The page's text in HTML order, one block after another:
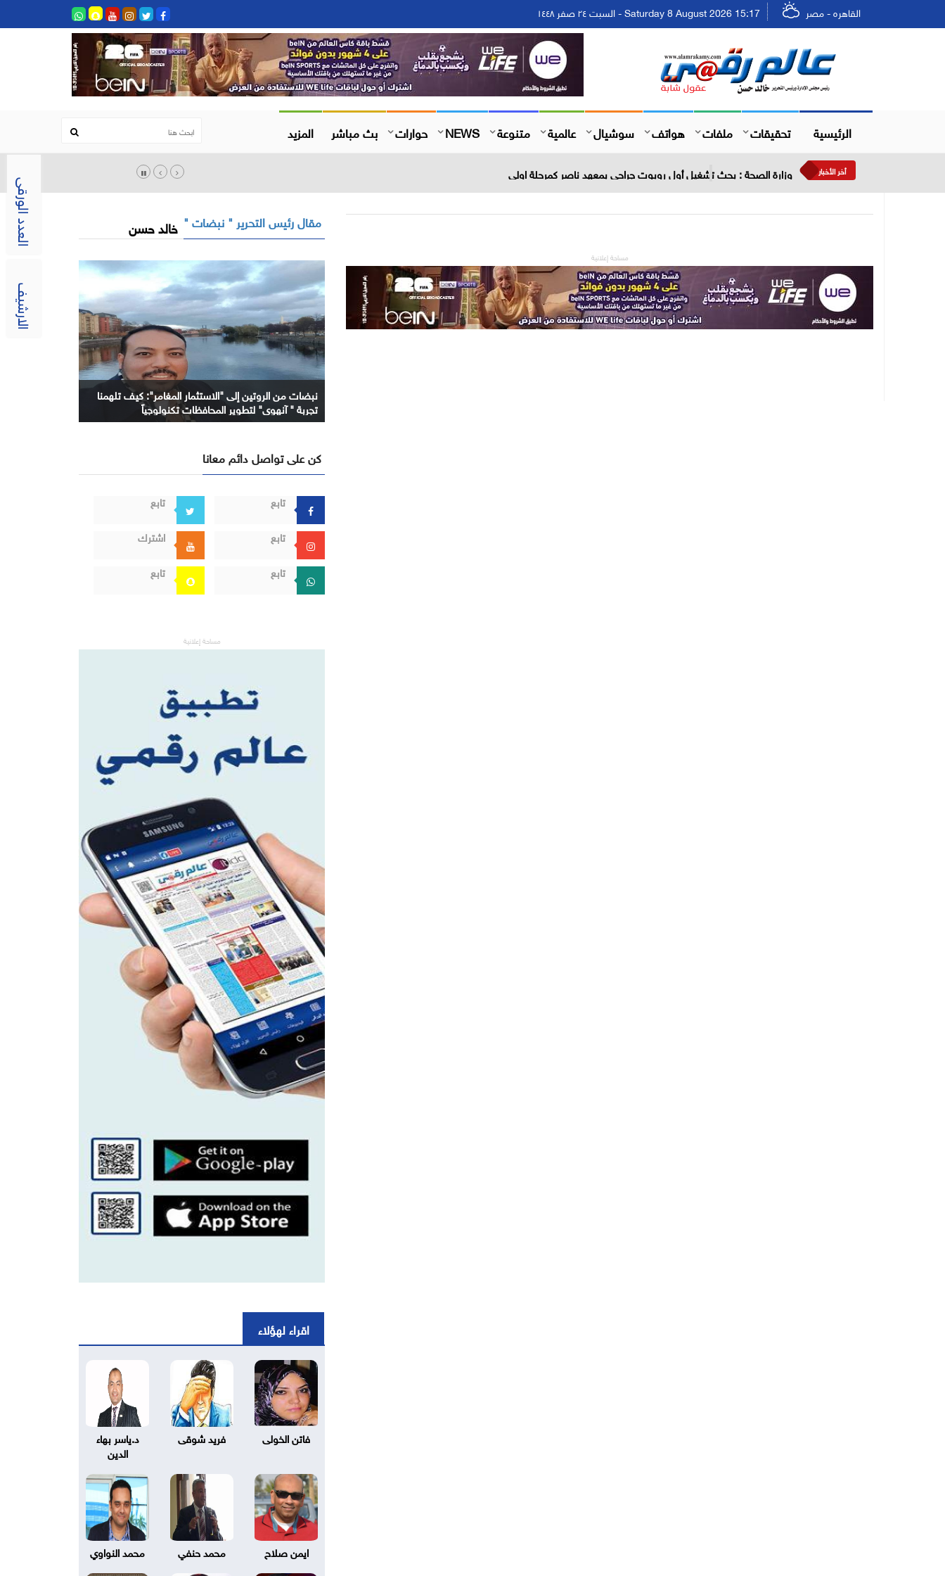
العدد الورقى
الارشيف
القاهره - مصر Saturday 8 August 2026 15:17 - السبت ٢٤ صفر ١٤٤٨
الرئيسية تحقيقات ملفات هواتف سوشيال عالمية متنوعة NEWS حوارات بث مباشر المزيد
أخر الأخبار وزارة الصحة : بحث تشغيل أول روبوت جراحي بمعهد ناصر كمرحلة اولي
مساحة إعلانية
مقال رئيس التحرير " نبضات " خالد حسن
نبضات من الروتين إلى "الاستثمار المغامر": كيف تلهمنا
تجربة " آنهوي" لتطوير المحافظات تكنولوجياً
كن على تواصل دائم معانا
تابع
تابع
تابع
اشترك
تابع
تابع
مساحة إعلانية
اقراء لهؤلاء
فاتن الخولى فريد شوقى
د.ياسر بهاء
الدين
ايمن صلاح محمد حنفي محمد النواوي